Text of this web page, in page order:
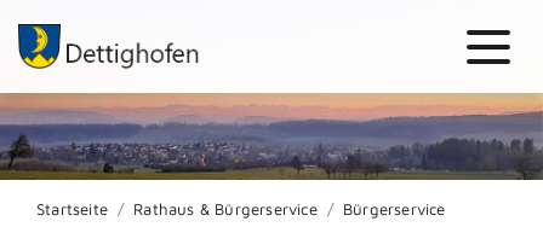
Startseite Rathaus & Bürgerservice
Bürgerservice